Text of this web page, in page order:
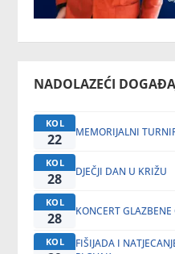
NADOLAZEĆI
KOL
22 MEMORIJALNI
KOL
28 DJEČJI DAN U KRIŽU
KOL
28 KONCERT
KOL
FIŠIJADA I